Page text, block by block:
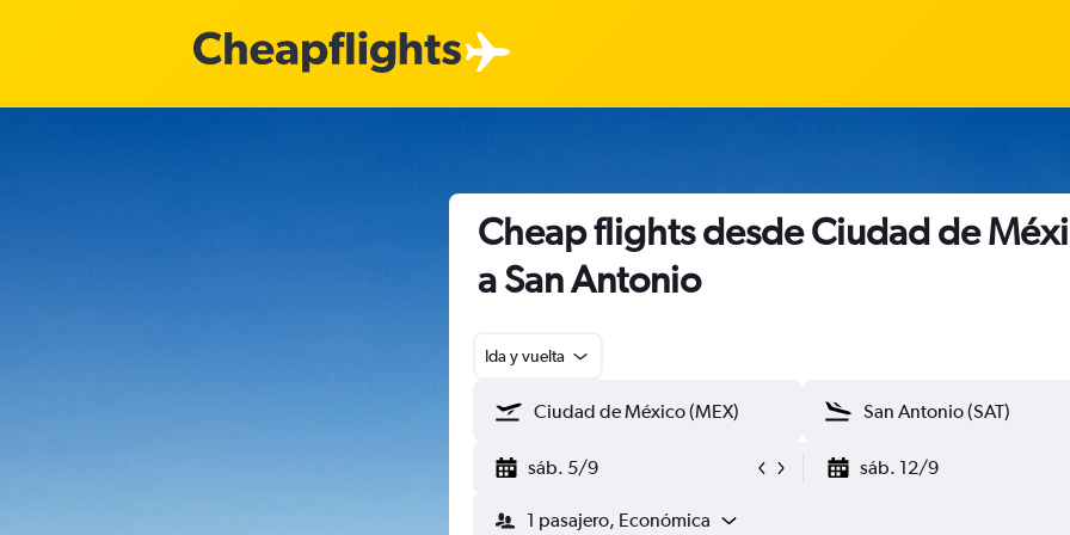
Cheap flights desde Ciudad de
a San Antonio
Ida y vuelta
sáb. 5/9 sáb. 12/9
1 pasajero, Económica